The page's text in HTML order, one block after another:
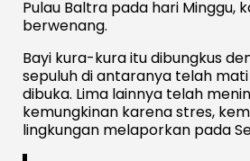
Pulau Baltra pada hari Minggu,
berwenang.
Bayi kura-kura itu dibungkus
sepuluh di antaranya telah
dibuka. Lima lainnya telah
kemungkinan karena stres,
lingkungan melaporkan pada